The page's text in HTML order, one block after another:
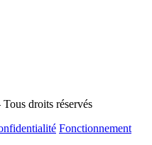
droits réservés
Fonctionnement